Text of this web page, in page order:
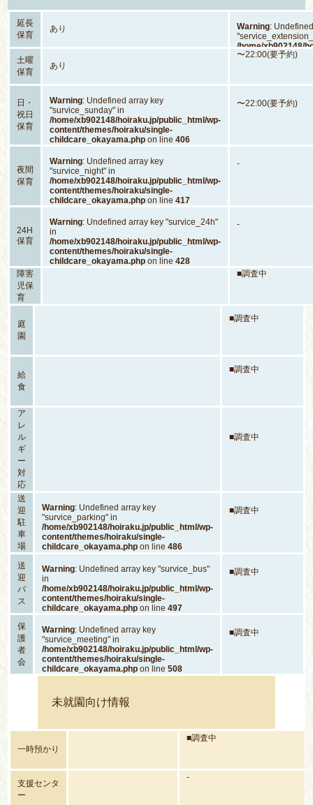
延長
保育
あり Warning:
/home/xb902148/
content/themes/
土曜
保育
あり
〜22:00(要予約)
日・
祝日
保育
Warning: Undefined array key
"survice_sunday" in
/home/xb902148/hoiraku.jp/public_html/wp-
content/themes/hoiraku/single-
childcare_okayama.php on line406
〜22:00(要予約)
夜間
保育
Warning: Undefined array key
"survice_night" in
/home/xb902148/hoiraku.jp/public_html/wp-
content/themes/hoiraku/single-
childcare_okayama.php on line417
-
24H
保育
Warning: Undefined array key "survice_24h"
in
/home/xb902148/hoiraku.jp/public_html/wp-
content/themes/hoiraku/single-
childcare_okayama.php on line428
-
障害
児保
育
■調査中
庭
園
■調査中
給
食
■調査中
ア
レ
ル
ギ
ー
対
応
■調査中
送
迎
駐
車
場
Warning: Undefined array key
"survice_parking" in
/home/xb902148/hoiraku.jp/public_html/wp-
content/themes/hoiraku/single-
childcare_okayama.phpon line 486
■調査中
送
迎
バ
ス
Warning: Undefined array key "survice_bus"
in
/home/xb902148/hoiraku.jp/public_html/wp-
content/themes/hoiraku/single-
childcare_okayama.phpon line 497
■調査中
保
護
者
会
Warning: Undefined array key
"survice_meeting" in
/home/xb902148/hoiraku.jp/public_html/wp-
content/themes/hoiraku/single-
childcare_okayama.phpon line 508
■調査中
未就園向け情報
一時預かり
■調査中
支援センタ
ー
-